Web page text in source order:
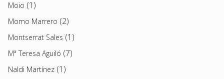
Moio (1)
Momo Marrero (2)
Montserrat Sales (1)
Mª Teresa Aguiló (7)
Naldi Martínez (1)